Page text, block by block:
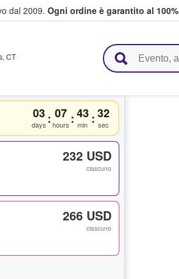
dal 2009. Ogni ordine è garantito al 100%
biglietti
, CT
03
days : 07
hours :43
min :32
sec
232 USD
ciascuno
266 USD
ciascuno